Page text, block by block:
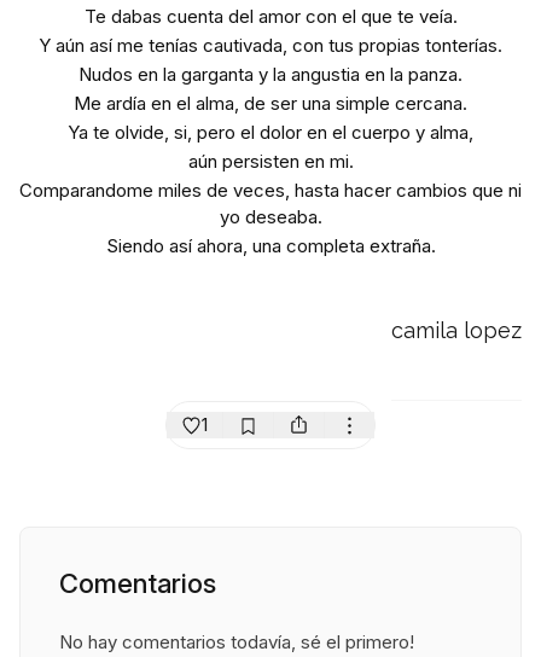
Te dabas cuenta del amor con el que te veía.
Y aún así me tenías cautivada, con tus propias tonterías.
Nudos en la garganta y la angustia en la panza.
Me ardía en el alma, de ser una simple cercana.
Ya te olvide, si, pero el dolor en el cuerpo y alma,
aún persisten en mi.
Comparandome miles de veces, hasta hacer cambios que ni
yo deseaba.
Siendo así ahora, una completa extraña.
camila lopez
1
Comentarios
No hay comentarios todavía, sé el primero!